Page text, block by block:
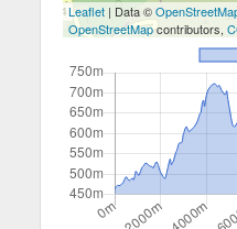
Leaflet| Data ©
OpenStreetMapcontributors,